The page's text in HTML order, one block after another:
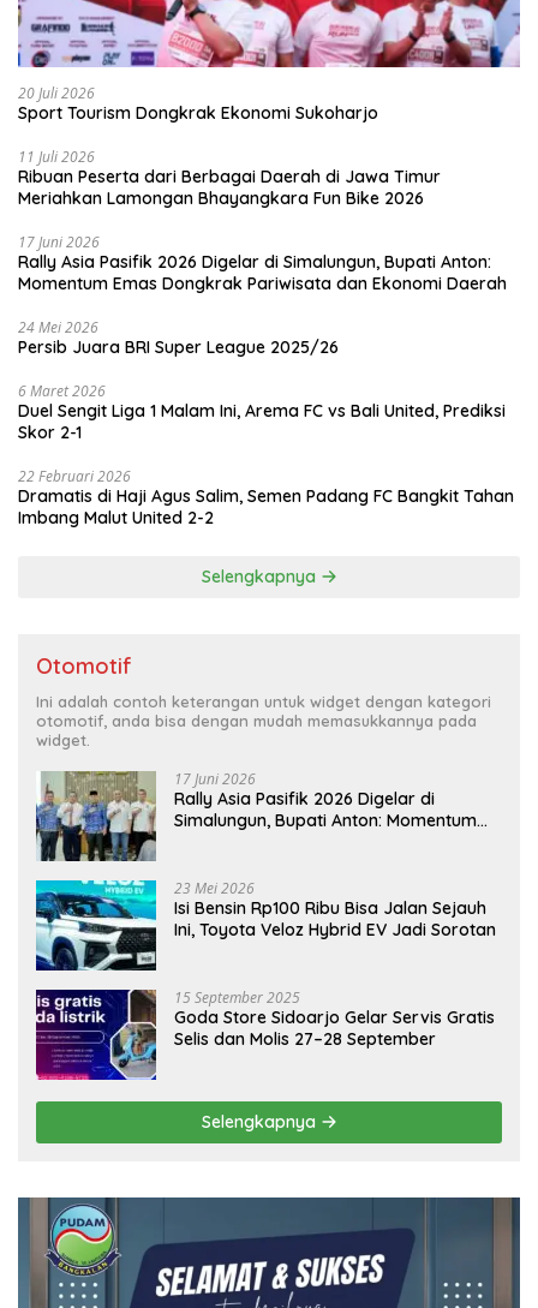
20 Juli 2026
Sport Tourism Dongkrak Ekonomi Sukoharjo
11 Juli 2026
Ribuan Peserta dari Berbagai Daerah di Jawa Timur
Meriahkan Lamongan Bhayangkara Fun Bike 2026
17 Juni 2026
Rally Asia Pasifik 2026 Digelar di Simalungun, Bupati Anton:
Momentum Emas Dongkrak Pariwisata dan Ekonomi Daerah
24 Mei 2026
Persib Juara BRI Super League 2025/26
6 Maret 2026
Duel Sengit Liga 1 Malam Ini, Arema FC vs Bali United, Prediksi
Skor 2-1
22 Februari 2026
Dramatis di Haji Agus Salim, Semen Padang FC Bangkit Tahan
Imbang Malut United 2-2
Selengkapnya
Otomotif
Ini adalah contoh keterangan untuk widget dengan kategori
otomotif, anda bisa dengan mudah memasukkannya pada
widget.
17 Juni 2026
Rally Asia Pasifik 2026 Digelar di
Simalungun, Bupati Anton: Momentum
23 Mei 2026
Isi Bensin Rp100 Ribu Bisa Jalan Sejauh
Ini, Toyota Veloz Hybrid EV Jadi Sorotan
15 September 2025
Goda Store Sidoarjo Gelar Servis Gratis
Selis dan Molis 27–28 September
Selengkapnya